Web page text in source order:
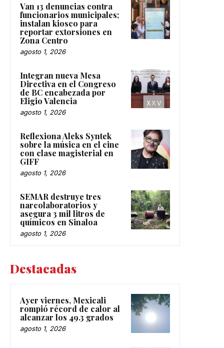
Van 13 denuncias contra
funcionarios municipales;
instalan kiosco para
reportar extorsiones en
Zona Centro
agosto 1, 2026
Integran nueva Mesa
Directiva en el Congreso
de BC encabezada por
Eligio Valencia
agosto 1, 2026
Reflexiona Aleks Syntek
sobre la música en el cine
con clase magisterial en
GIFF
agosto 1, 2026
SEMAR destruye tres
narcolaboratorios y
asegura 3 mil litros de
químicos en Sinaloa
agosto 1, 2026
Destacadas
Ayer viernes, Mexicali
rompió récord de calor al
alcanzar los 49.3 grados
agosto 1, 2026